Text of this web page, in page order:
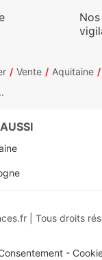
Vente Aquitaine
| Tous droits
-